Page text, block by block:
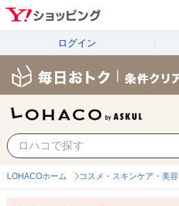
ログイン
LOHACOホーム コスメ・スキンケア・美容